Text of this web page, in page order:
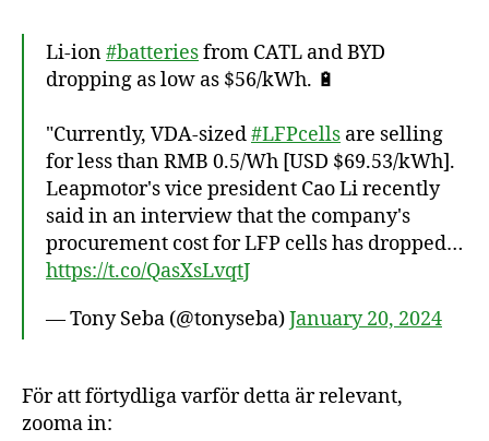
Li-ion#batteriesfrom CATL and BYD
dropping as low as $56/kWh. 🔋
"Currently, VDA-sized#LFPcells are selling
for less than RMB 0.5/Wh [USD $69.53/kWh].
Leapmotor's vice president Cao Li recently
said in an interview that the company's
procurement cost for LFP cells has dropped…
https://t.co/QasXsLvqtJ
— Tony Seba (@tonyseba)January 20, 2024
För att förtydliga varför detta är relevant,
zooma in: